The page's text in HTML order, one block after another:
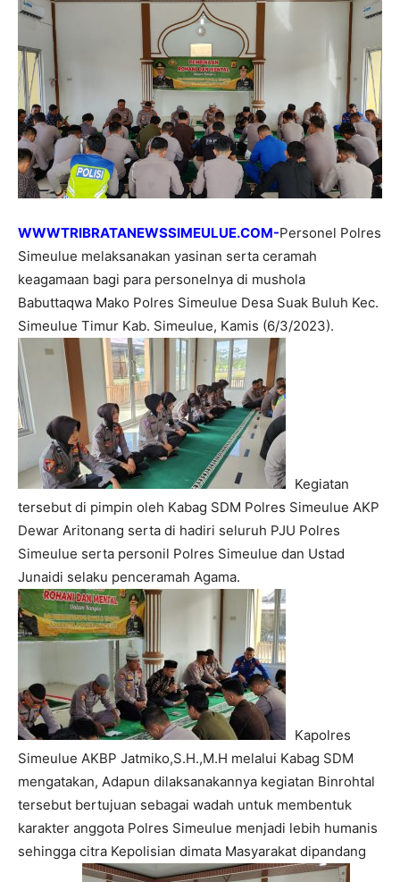
WWWTRIBRATANEWSSIMEULUE.COM-Personel Polres
Simeulue melaksanakan yasinan serta ceramah
keagamaan bagi para personelnya di mushola
Babuttaqwa Mako Polres Simeulue Desa Suak Buluh Kec.
Simeulue Timur Kab. Simeulue, Kamis (6/3/2023).
Kegiatan
tersebut di pimpin oleh Kabag SDM Polres Simeulue AKP
Dewar Aritonang serta di hadiri seluruh PJU Polres
Simeulue serta personil Polres Simeulue dan Ustad
Junaidi selaku penceramah Agama.
Kapolres
Simeulue AKBP Jatmiko,S.H.,M.H melalui Kabag SDM
mengatakan, Adapun dilaksanakannya kegiatan Binrohtal
tersebut bertujuan sebagai wadah untuk membentuk
karakter anggota Polres Simeulue menjadi lebih humanis
sehingga citra Kepolisian dimata Masyarakat dipandang